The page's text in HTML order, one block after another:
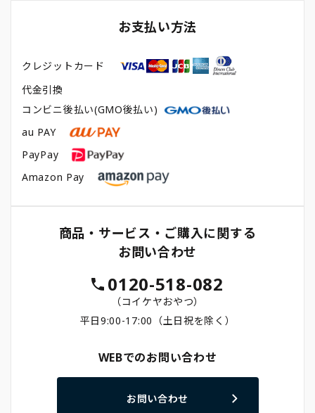
お支払い方法
クレジットカード
代金引換
コンビニ後払い(GMO後払い)
au PAY
PayPay
Amazon Pay
商品・サービス・ご購入に関する
お問い合わせ
0120-518-082
（コイケヤおやつ）
平日9:00-17:00（土日祝を除く）
WEBでのお問い合わせ
お問い合わせ